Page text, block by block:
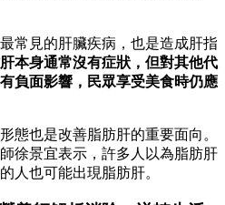
常見的肝臟疾病，也是造成肝指
本身通常沒有症狀，但對其他代
負面影響，民眾享受美食時仍應
態也是改善脂肪肝的重要面向。
徐景宜表示，許多人以為脂肪肝
人也可能出現脂肪肝。